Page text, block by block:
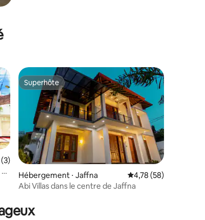
: 4,8 sur 5
moyenne sur la base de 3 commentaires : 5 sur 5
Superhôte
Superhôte
Hébergement ⋅ Jaffna Évaluation moyenne
4,78 (58)
Abi Villas dans le centre de Jaffna